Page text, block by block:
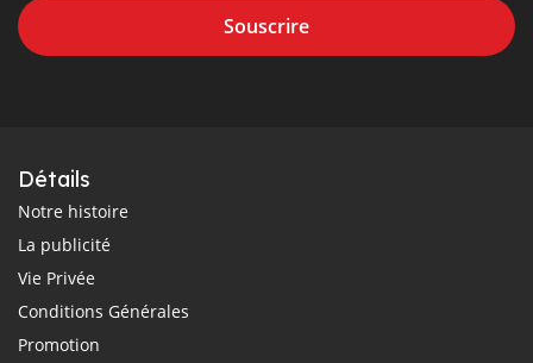
Souscrire
Détails
Notre histoire
La publicité
Vie Privée
Conditions Générales
Promotion